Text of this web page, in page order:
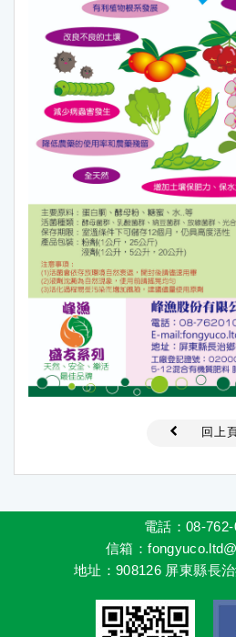
回上
電話：08-
信箱 ：
地址 ：908126 屏東縣長